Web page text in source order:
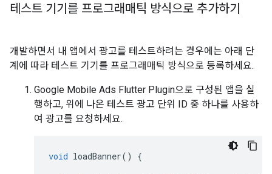
테스트 기기를 프로그래매틱 방식으로 추가하기
개발하면서 내 앱에서 광고를 테스트하려는 경우에는 아래 단
계에 따라 테스트 기기를 프로그래매틱 방식으로 등록하세요.
Google Mobile Ads Flutter Plugin으로 구성된 앱을 실
행하고, 위에 나온 테스트 광고 단위 ID 중 하나를 사용하
여 광고를 요청하세요.
void loadBanner() {